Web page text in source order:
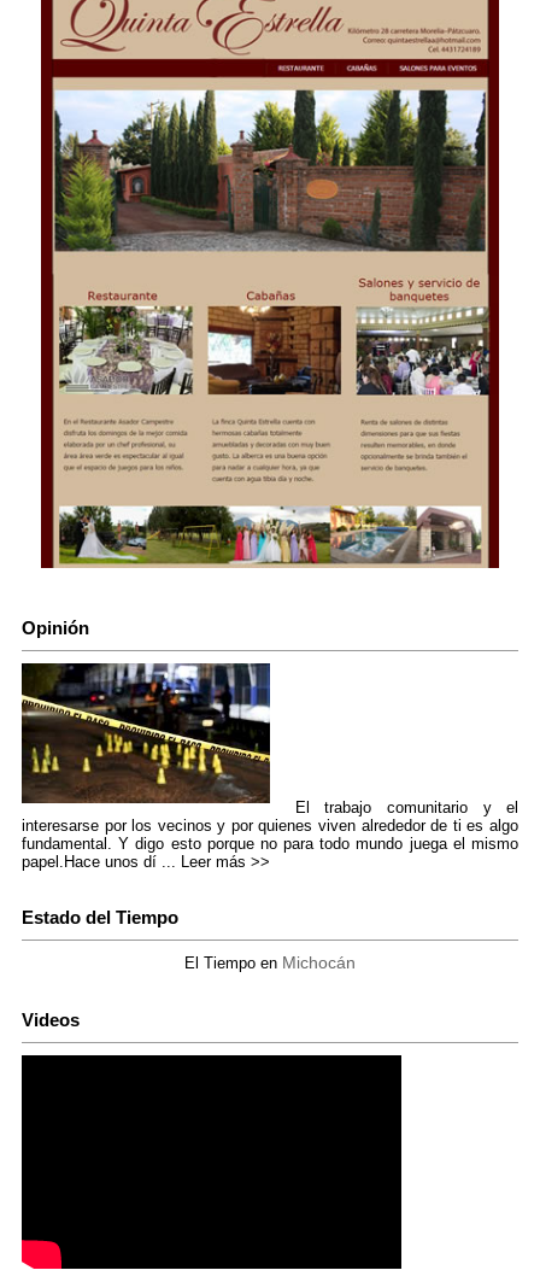
Opinión
El trabajo comunitario y el
interesarse por los vecinos y por quienes viven alrededor de ti es algo
fundamental. Y digo esto porque no para todo mundo juega el mismo
papel.Hace unos dí ... Leer más >>
Estado del Tiempo
El Tiempo en Michocán
Videos